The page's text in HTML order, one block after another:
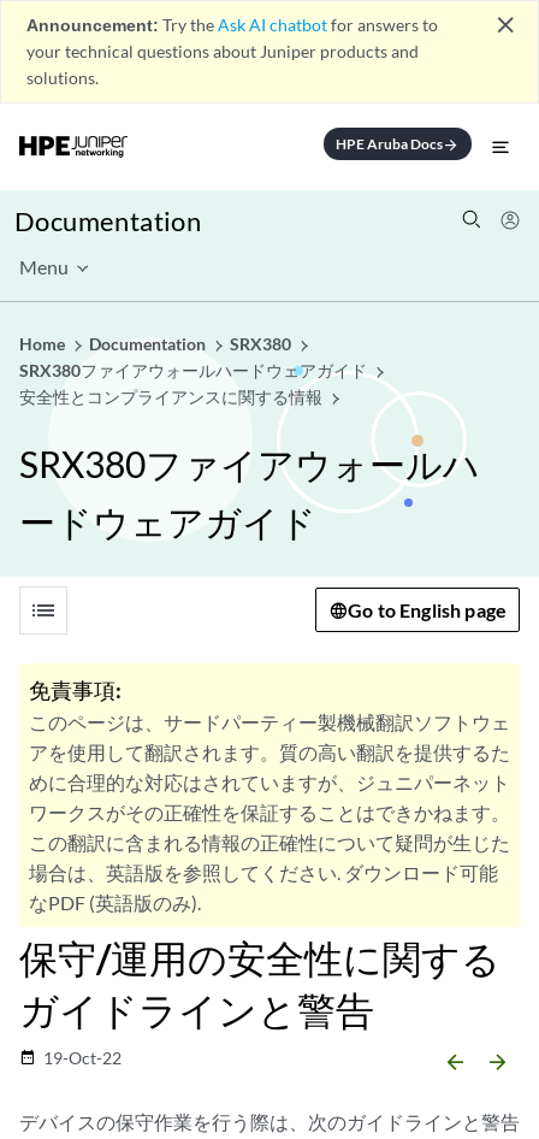
Announcement: Try theAsk AI chatbotfor answers to
your technical questions about Juniper products and
solutions.
close
HPE Aruba Docsarrow_forward
Documentation
Menu
Home Documentation
SRX380
SRX380ファイアウォールハードウェアガイド
安全性とコンプライアンスに関する情報
SRX380ファイアウォールハ
ードウェアガイド
list Go to English page
免責事項:
このページは、サードパーティー製機械翻訳ソフトウェ
アを使用して翻訳されます。質の高い翻訳を提供するた
めに合理的な対応はされていますが、ジュニパーネット
ワークスがその正確性を保証することはできかねます。
この翻訳に含まれる情報の正確性について疑問が生じた
場合は、英語版を参照してください. ダウンロード可能
なPDF (英語版のみ).
保守/運用の安全性に関する
ガイドラインと警告
date_range 19-Oct-22 arrow_backward arrow_forward
デバイスの保守作業を行う際は、次のガイドラインと警告